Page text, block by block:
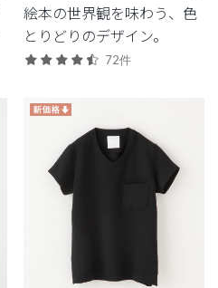
絵本の世界観を味わう、色
とりどりのデザイン。
72件